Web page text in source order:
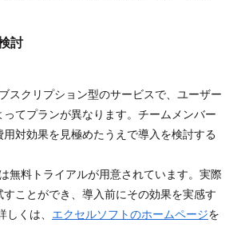
討
スクリプション型のサービスで、ユーザー
てプランが異なります。チームメンバー
対効果を見極めたうえで導入を検討する
無料トライアルが用意されています。実際
ことができ、導入前にその効果を実感す
くは、 エクセルソフトのホームページを